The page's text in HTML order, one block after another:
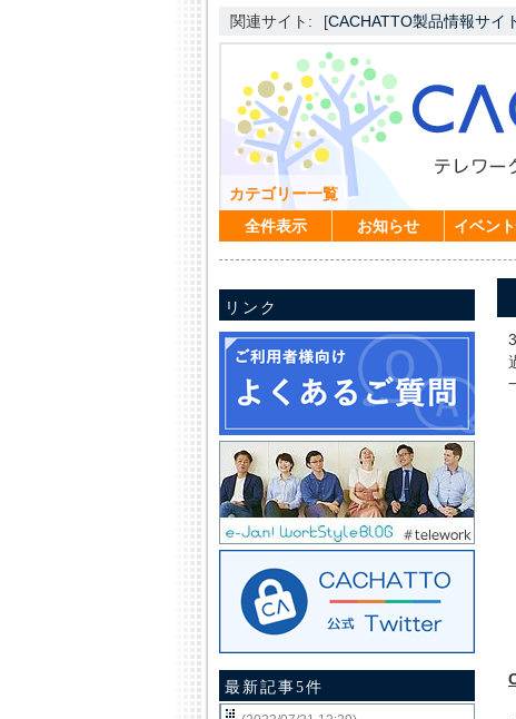
関連サイト: [CACHATTO製品情報サイ
カテゴリー一覧
全件表示
お知らせ イベン
リンク
最新記事5件